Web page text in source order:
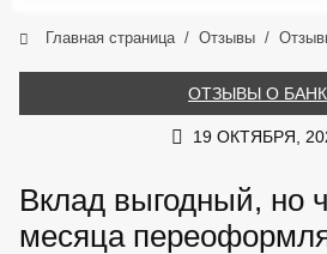
Главная страница Отзывы
ОТЗЫВЫ О
19 ОКТЯБРЯ,
Вклад выгодный, но
месяца